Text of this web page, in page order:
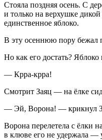
Стояла поздняя осень. С
и только на верхушке
единственное яблоко.
В эту осеннюю пору бежал
Но как его достать?
— Крра-крра!
Смотрит Заяц — на ёлке
— Эй, Ворона! — крикнул
Ворона перелетела с ёлки
в клюве его не удержала —